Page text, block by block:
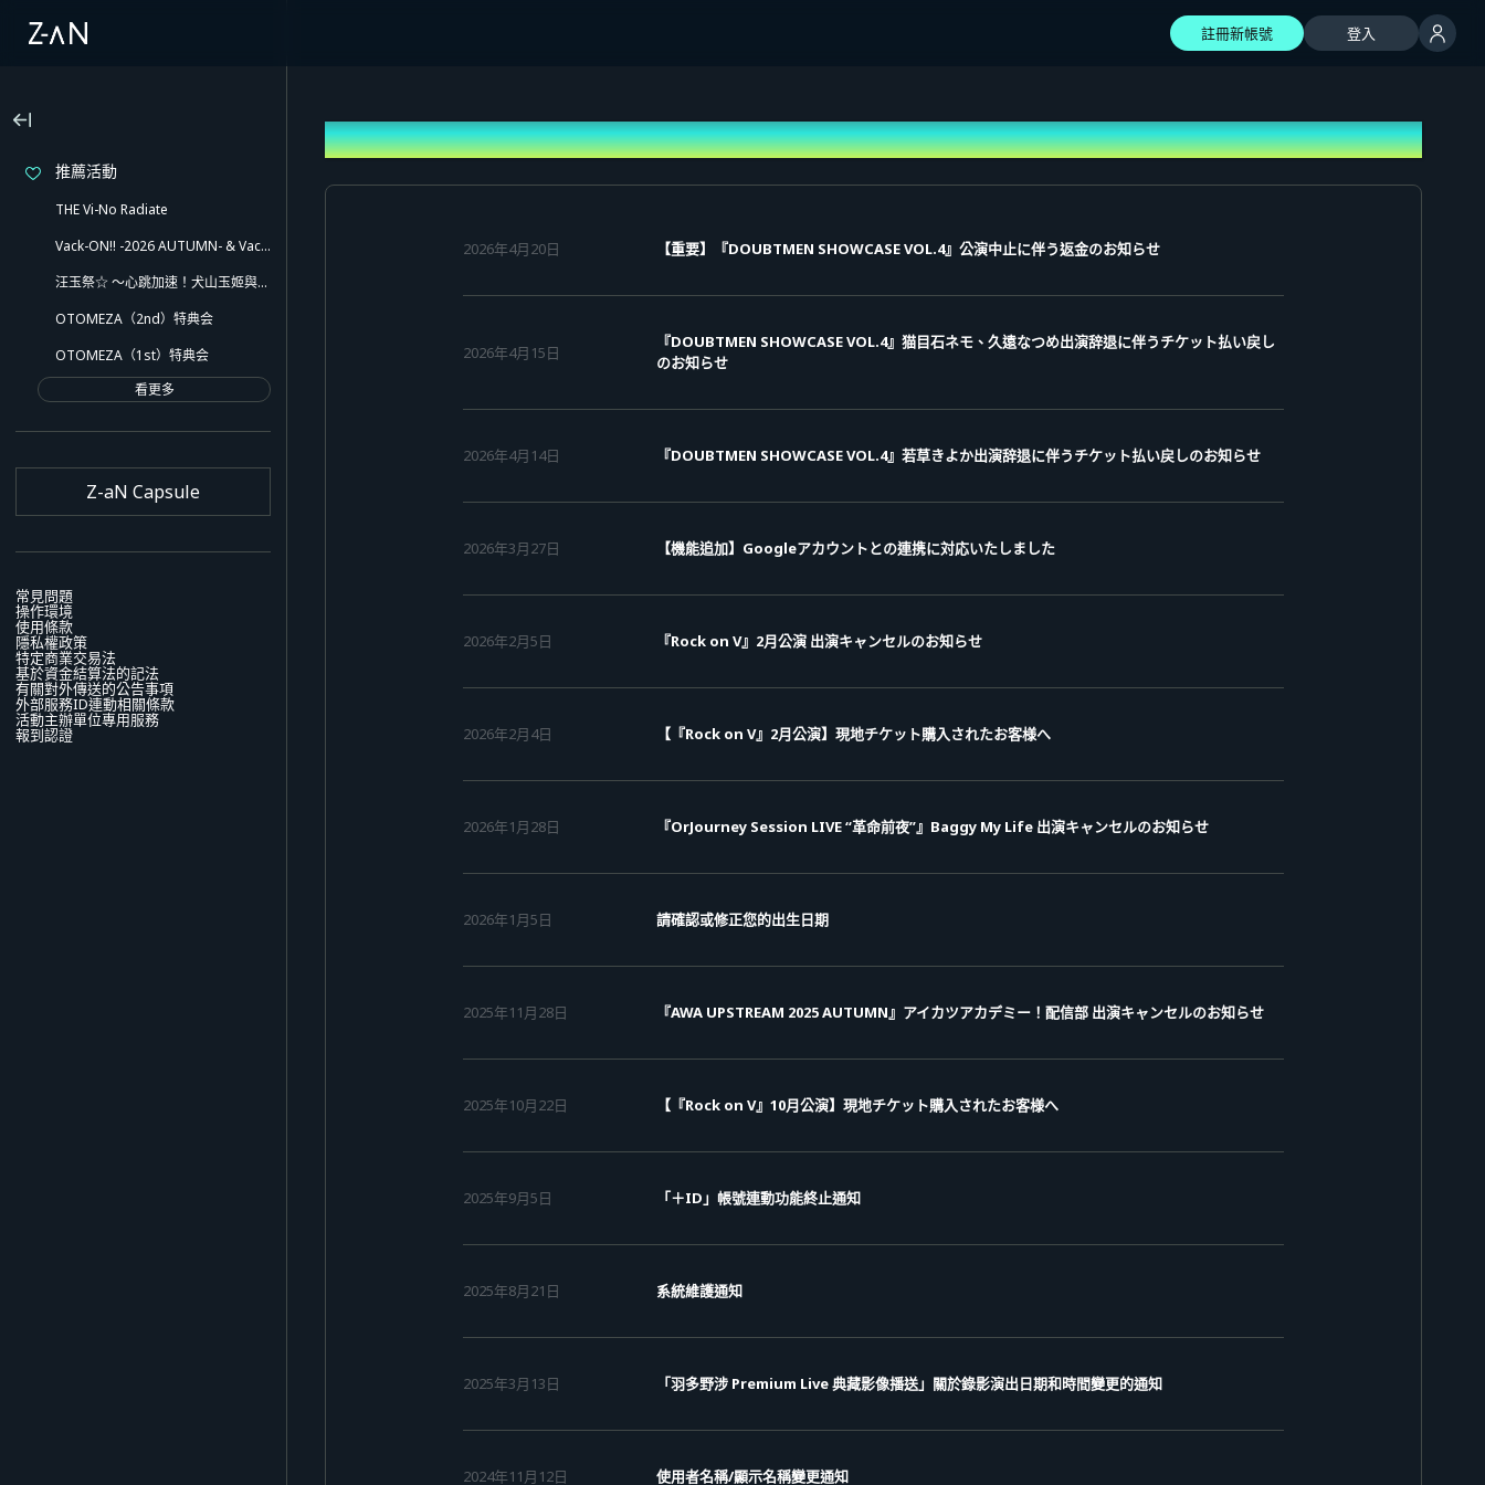
註冊新帳號 登入
推薦活動
THE Vi-No Radiate
Vack-ON!! -2026 AUTUMN- & Vack-ON!! -Blink side-
汪玉祭☆ ～心跳加速！犬山玉姬與愉快的夥伴們！！還有意想不到的小插曲喔～
OTOMEZA（2nd）特典会
OTOMEZA（1st）特典会
看更多
Z-aN Capsule
常見問題
操作環境
使用條款
隱私權政策
特定商業交易法
基於資金結算法的記法
有關對外傳送的公告事項
外部服務ID連動相關條款
活動主辦單位專用服務
報到認證
公告
【重要】『DOUBTMEN SHOWCASE VOL.4』公演中止に伴う返金のお知らせ
2026年4月20日
『DOUBTMEN SHOWCASE VOL.4』猫目石ネモ、久遠なつめ出演辞退に伴うチケット払い戻し
のお知らせ
2026年4月15日
『DOUBTMEN SHOWCASE VOL.4』若草きよか出演辞退に伴うチケット払い戻しのお知らせ
2026年4月14日
【機能追加】Googleアカウントとの連携に対応いたしました
2026年3月27日
『Rock on V』2月公演 出演キャンセルのお知らせ
2026年2月5日
【『Rock on V』2月公演】現地チケット購入されたお客様へ
2026年2月4日
『OrJourney Session LIVE “革命前夜”』Baggy My Life 出演キャンセルのお知らせ
2026年1月28日
請確認或修正您的出生日期
2026年1月5日
『AWA UPSTREAM 2025 AUTUMN』アイカツアカデミー！配信部 出演キャンセルのお知らせ
2025年11月28日
【『Rock on V』10月公演】現地チケット購入されたお客様へ
2025年10月22日
「＋ID」帳號連動功能終止通知
2025年9月5日
系統維護通知
2025年8月21日
「羽多野涉 Premium Live 典藏影像播送」關於錄影演出日期和時間變更的通知
2025年3月13日
使用者名稱/顯示名稱變更通知
2024年11月12日